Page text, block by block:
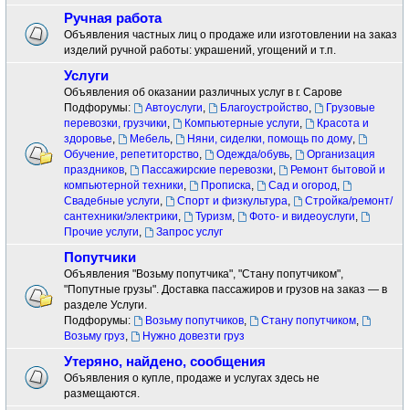
Ручная работа
Объявления частных лиц о продаже или изготовлении на заказ
изделий ручной работы: украшений, угощений и т.п.
Услуги
Объявления об оказании различных услуг в г. Сарове
Подфорумы:
Автоуслуги, Благоустройство,
Грузовые
перевозки, грузчики, Компьютерные услуги,
Красота и
здоровье, Мебель, Няни, сиделки, помощь по дому,
Обучение, репетиторство, Одежда/обувь,
Организация
праздников, Пассажирские перевозки,
Ремонт бытовой и
компьютерной техники, Прописка, Сад и огород,
Свадебные услуги, Спорт и физкультура,
Стройка/ремонт/
сантехники/электрики, Туризм, Фото- и видеоуслуги,
Прочие услуги, Запрос услуг
Попутчики
Объявления "Возьму попутчика", "Стану попутчиком",
"Попутные грузы". Доставка пассажиров и грузов на заказ — в
разделе Услуги.
Подфорумы:
Возьму попутчиков, Стану попутчиком,
Возьму груз, Нужно довезти груз
Утеряно, найдено, сообщения
Объявления о купле, продаже и услугах здесь не
размещаются.